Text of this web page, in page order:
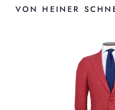
VON HEINER